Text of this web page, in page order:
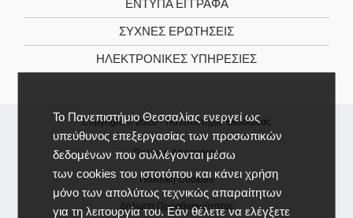
Το Πανεπιστήμιο Θεσσαλίας ενεργεί ως
υπεύθυνος επεξεργασίας των προσωπικών
δεδομένων που συλλέγονται μέσω
των cookies του ιστοτόπου και κάνει χρήση
μόνο των απολύτως τεχνικώς απαραίτητων
για τη λειτουργία του. Εάν θέλετε να ελέγξετε
ΈΝΤΥΠΑ ΈΓΓΡΑΦΑ
ΣΥΧΝΈΣ ΕΡΩΤΉΣΕΙΣ
ΗΛΕΚΤΡΟΝΙΚΈΣ ΥΠΗΡΕΣΊΕΣ
Copyright © 2026 -Πανεπιστήμιο Θεσσαλίας
Πολιτική Απορρήτου
Πολιτική Cookies
Δήλωση Προσβασιμότητας